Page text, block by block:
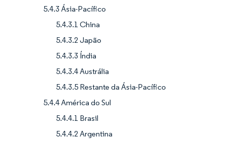
5.4.3 Ásia-Pacífico
5.4.3.1 China
5.4.3.2 Japão
5.4.3.3 Índia
5.4.3.4 Austrália
5.4.3.5 Restante da Ásia-Pacífico
5.4.4 América do Sul
5.4.4.1 Brasil
5.4.4.2 Argentina